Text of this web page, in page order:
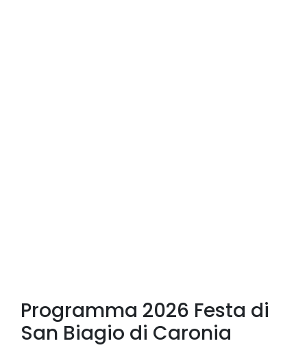
Programma 2026 Festa di
San Biagio di Caronia